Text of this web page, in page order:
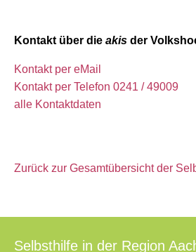
Kontakt über die akis der
Kontakt per eMail
Kontakt per Telefon 0241 / 49009
alle Kontaktdaten
Zurück zur Gesamtübersicht der
Selbsthilfe in der Region